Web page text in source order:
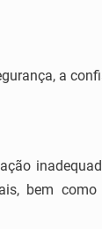
a
bem